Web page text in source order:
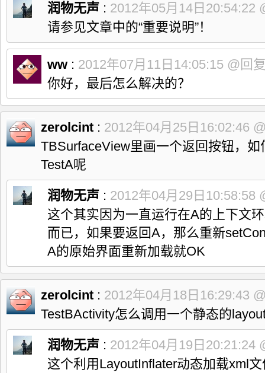
润物无声 : 2012年05月14日20:54:22
请参见文章中的“重要说明”！
ww : 2012年07月11日14:05:15 @回
你好，最后怎么解决的？
zerolcint : 2012年04月25日16:02:46
TBSurfaceView里画一个返回按钮，
TestA呢
润物无声 : 2012年04月29日10:58:58
这个其实因为一直运行在A的上下文
而已，如果要返回A，那么重新
A的原始界面重新加载就OK
zerolcint : 2012年04月18日16:29:43
TestBActivity怎么调用一个静态的
润物无声 : 2012年04月19日20:21:24
这个利用 LayoutInflater动态加载xml